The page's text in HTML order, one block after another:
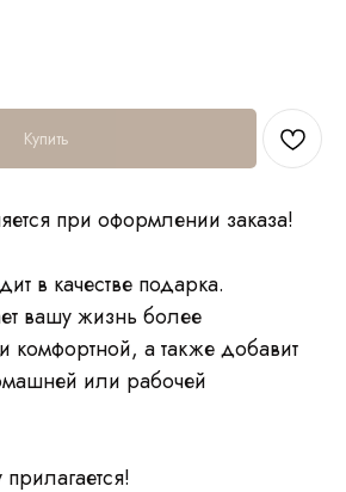
Купить
при оформлении заказа!
в качестве подарка.
вашу жизнь более
комфортной, а также добавит
или рабочей